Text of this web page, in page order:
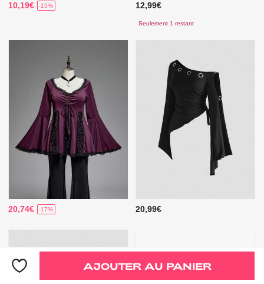
10,19€ -15% 12,99€
Seulement 1 restant
20,74€ -17% 20,99€
AJOUTER AU PANIER